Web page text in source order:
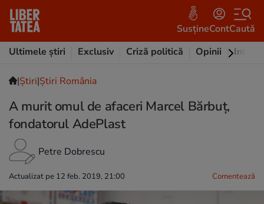
SusțineContCaută
Ultimele știri
Exclusiv Criză politică Opinii
|Ştiri|Știri România
A murit omul de afaceri Marcel Bărbuţ,
fondatorul AdePlast
Petre Dobrescu
Actualizat pe 12 feb. 2019, 21:00 Comentează